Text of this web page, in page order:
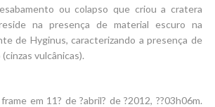
ou colapso que criou a cratera
na presença de material escuro na
de Hyginus, caracterizando a presença de
vulcânicas).
em 11? de ?abril? de ?2012, ??03h06m.